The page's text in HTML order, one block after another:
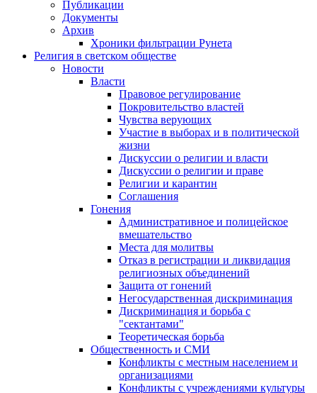
Публикации
Документы
Архив
Хроники фильтрации Рунета
Религия в светском обществе
Новости
Власти
Правовое регулирование
Покровительство властей
Чувства верующих
Участие в выборах и в политической
жизни
Дискуссии о религии и власти
Дискуссии о религии и праве
Религии и карантин
Соглашения
Гонения
Административное и полицейское
вмешательство
Места для молитвы
Отказ в регистрации и ликвидация
религиозных объединений
Защита от гонений
Негосударственная дискриминация
Дискриминация и борьба с
"сектантами"
Теоретическая борьба
Общественность и СМИ
Конфликты с местным населением и
организациями
Конфликты с учреждениями культуры